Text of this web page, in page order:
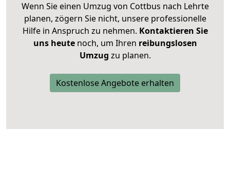
Wenn Sie einen Umzug von Cottbus nach Lehrte
planen, zögern Sie nicht, unsere professionelle
Hilfe in Anspruch zu nehmen. Kontaktieren Sie
uns heutenoch, um Ihren reibungslosen
Umzug zu planen.
Kostenlose Angebote erhalten